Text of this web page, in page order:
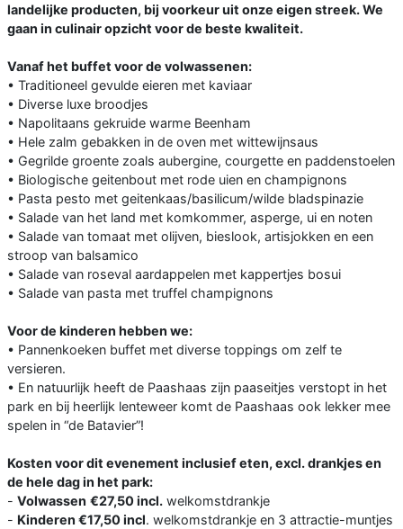
landelijke producten, bij voorkeur uit onze eigen streek. We
gaan in culinair opzicht voor de beste kwaliteit.
Vanaf het buffet voor de volwassenen:
• Traditioneel gevulde eieren met kaviaar
• Diverse luxe broodjes
• Napolitaans gekruide warme Beenham
• Hele zalm gebakken in de oven met wittewijnsaus
• Gegrilde groente zoals aubergine, courgette en paddenstoelen
• Biologische geitenbout met rode uien en champignons
• Pasta pesto met geitenkaas/basilicum/wilde bladspinazie
• Salade van het land met komkommer, asperge, ui en noten
• Salade van tomaat met olijven, bieslook, artisjokken en een
stroop van balsamico
• Salade van roseval aardappelen met kappertjes bosui
• Salade van pasta met truffel champignons
Voor de kinderen hebben we:
• Pannenkoeken buffet met diverse toppings om zelf te
versieren.
• En natuurlijk heeft de Paashaas zijn paaseitjes verstopt in het
park en bij heerlijk lenteweer komt de Paashaas ook lekker mee
spelen in “de Batavier”!
Kosten voor dit evenement inclusief eten, excl. drankjes en
de hele dag in het park:
- Volwassen €27,50 incl. welkomstdrankje
- Kinderen €17,50 incl. welkomstdrankje en 3 attractie-muntjes